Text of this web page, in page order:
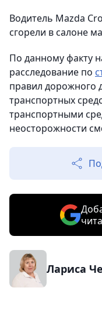
Водитель Mazda
сгорели в салоне
По данному факту
расследование по
правил дорожного
транспортных
транспортными
неосторожности
Лариса